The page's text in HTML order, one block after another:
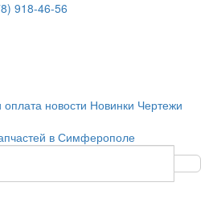
918-46-56
оплата новости Новинки Чертежи